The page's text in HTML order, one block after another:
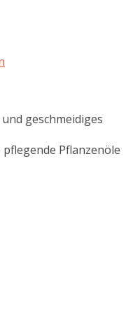
geschmeidiges
Pflanzenöle